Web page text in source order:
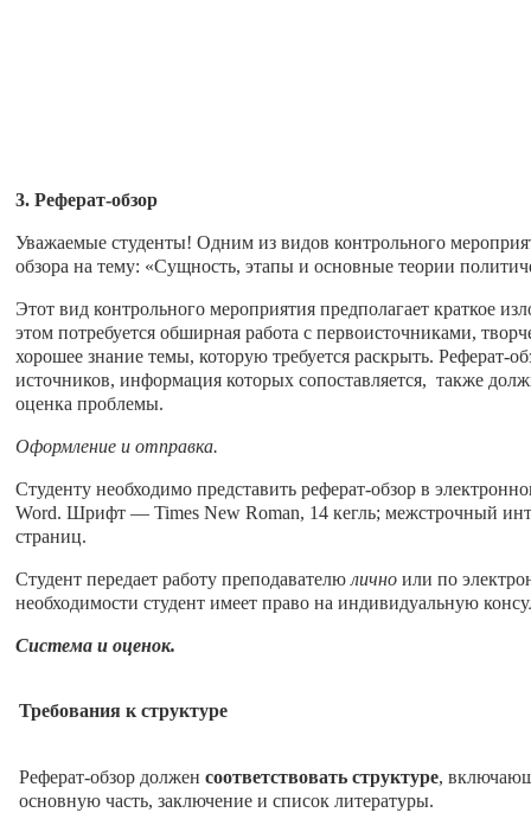
3. Реферат-обзор
Уважаемые студенты! Одним из видов контрольного
обзора на тему: «Сущность, этапы и основные теории
Этот вид контрольного мероприятия предполагает краткое
этом потребуется обширная работа с первоисточниками,
хорошее знание темы, которую требуется раскрыть. Реферат-
источников, информация которых сопоставляется, также
оценка проблемы.
Оформление и отправка.
Студенту необходимо представить реферат-обзор в
Word. Шрифт –– Times New Roman, 14 кегль; межстрочный
страниц.
Студент передает работу преподавателю лично или по
необходимости студент имеет право на индивидуальную
Система и оценок.
Требования к структуре
Реферат-обзор должен соответствовать структуре,
основную часть, заключение и список литературы.